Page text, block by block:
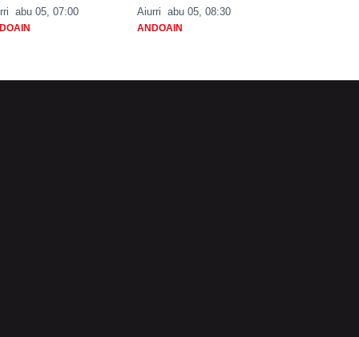
abu 05, 07:00 Aiurri abu 05, 08:30
ANDOAIN